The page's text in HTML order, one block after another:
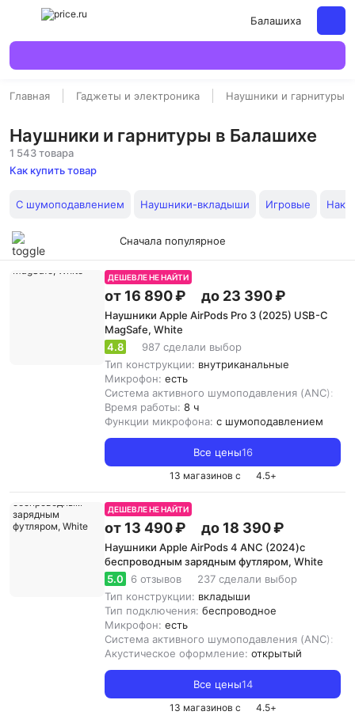
Балашиха
Главная Гаджеты и электроника Наушники и гарнитуры
Наушники и гарнитуры в Балашихе
1 543 товара
Как купить товар
С шумоподавлением Наушники-вкладыши Игровые
Сначала популярное
ДЕШЕВЛЕ НЕ НАЙТИ
от 16 890 ₽ до 23 390 ₽
Наушники Apple AirPods Pro 3 (2025) USB-C
MagSafe, White
4.8
987 сделали выбор
Тип конструкции: внутриканальные
Микрофон: есть
Система активного шумоподавления (ANC):
Время работы: 8 ч
Функции микрофона: с шумоподавлением
Все цены16
13 магазинов с 4.5+
ДЕШЕВЛЕ НЕ НАЙТИ
от 13 490 ₽ до 18 390 ₽
Наушники Apple AirPods 4 ANC (2024)с
беспроводным зарядным футляром, White
5.0
6 отзывов
237 сделали выбор
Тип конструкции: вкладыши
Тип подключения: беспроводное
Микрофон: есть
Система активного шумоподавления (ANC):
Акустическое оформление: открытый
Все цены14
13 магазинов с 4.5+